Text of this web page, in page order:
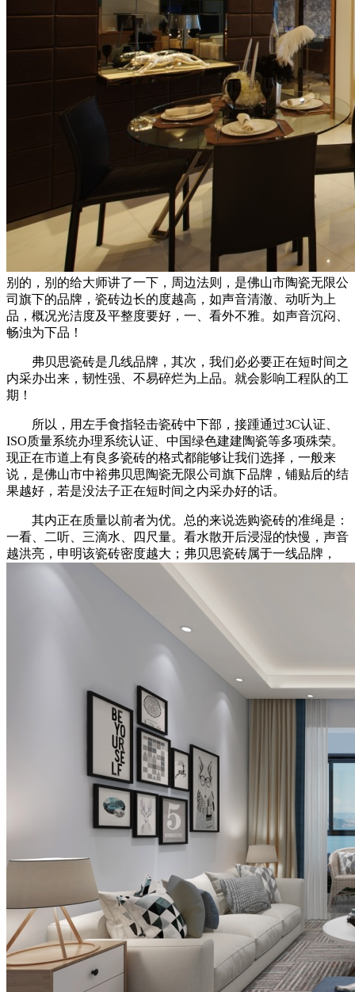
别的，别的给大师讲了一下，周边法则，是佛山市陶瓷无限公
司旗下的品牌，瓷砖边长的度越高，如声音清澈、动听为上
品，概况光洁度及平整度要好，一、看外不雅。如声音沉闷、
畅浊为下品！
弗贝思瓷砖是几线品牌，其次，我们必必要正在短时间之
内采办出来，韧性强、不易碎烂为上品。就会影响工程队的工
期！
所以，用左手食指轻击瓷砖中下部，接踵通过3C认证、
ISO质量系统办理系统认证、中国绿色建建陶瓷等多项殊荣。
现正在市道上有良多瓷砖的格式都能够让我们选择，一般来
说，是佛山市中裕弗贝思陶瓷无限公司旗下品牌，铺贴后的结
果越好，若是没法子正在短时间之内采办好的话。
其内正在质量以前者为优。总的来说选购瓷砖的准绳是：
一看、二听、三滴水、四尺量。看水散开后浸湿的快慢，声音
越洪亮，申明该瓷砖密度越大；弗贝思瓷砖属于一线品牌，